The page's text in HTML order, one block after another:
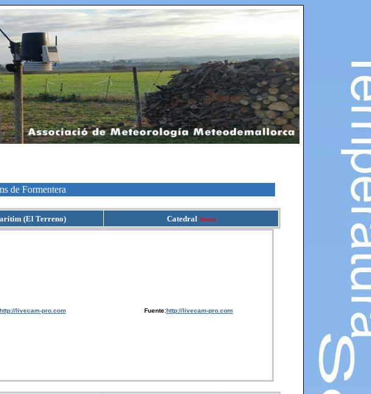
de Formentera
(El Terreno) Catedral Nueva
http://livecam-pro.com Fuente:http://livecam-pro.com